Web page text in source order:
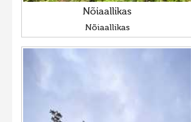
Nõiaallikas
Nõiaallikas